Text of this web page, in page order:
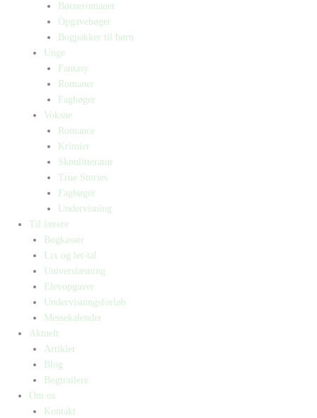
Børneromaner
Opgavebøger
Bogpakker til børn
Unge
Fantasy
Romaner
Fagbøger
Voksne
Romance
Krimier
Skønlitteratur
True Stories
Fagbøger
Undervisning
Til lærere
Bogkasser
Lix og let-tal
Universlæsning
Elevopgaver
Undervisningsforløb
Messekalender
Aktuelt
Artikler
Blog
Bogtrailere
Om os
Kontakt